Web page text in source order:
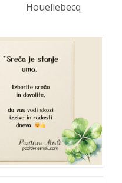
Houellebecq